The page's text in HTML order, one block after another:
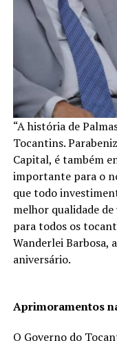
“A história de
Tocantins.
Capital, é também
importante para o
que todo
melhor qualidade de
para todos os
Wanderlei Barbosa,
aniversário.
Aprimoramentos
O Governo do